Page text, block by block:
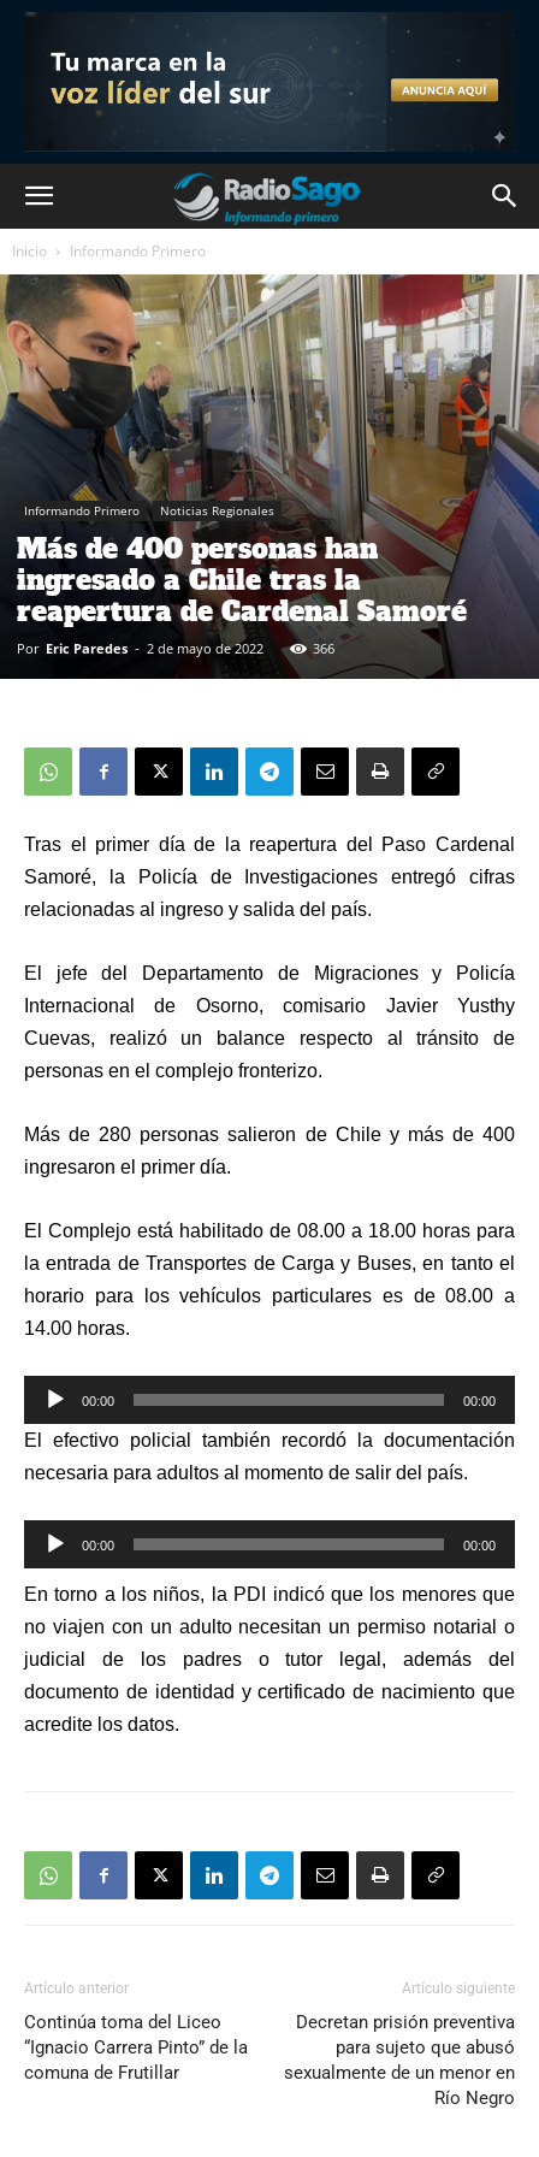
Inicio Informando Primero
Informando Primero Noticias Regionales
Más de 400 personas han
ingresado a Chile tras la
reapertura de Cardenal Samoré
Por Eric Paredes - 2 de mayo de 2022 366
Tras el primer día de la reapertura del Paso Cardenal
Samoré, la Policía de Investigaciones entregó cifras
relacionadas al ingreso y salida del país.
El jefe del Departamento de Migraciones y Policía
Internacional de Osorno, comisario Javier Yusthy
Cuevas, realizó un balance respecto al tránsito de
personas en el complejo fronterizo.
Más de 280 personas salieron de Chile y más de 400
ingresaron el primer día.
El Complejo está habilitado de 08.00 a 18.00 horas para
la entrada de Transportes de Carga y Buses, en tanto el
horario para los vehículos particulares es de 08.00 a
14.00 horas.
Reproductor
de
audio
00:00 00:00
El efectivo policial también recordó la documentación
necesaria para adultos al momento de salir del país.
Reproductor
de
audio
00:00 00:00
En torno a los niños, la PDI indicó que los menores que
no viajen con un adulto necesitan un permiso notarial o
judicial de los padres o tutor legal, además del
documento de identidad y certificado de nacimiento que
acredite los datos.
Artículo anterior
Continúa toma del Liceo
“Ignacio Carrera Pinto” de la
comuna de Frutillar
Artículo siguiente
Decretan prisión preventiva
para sujeto que abusó
sexualmente de un menor en
Río Negro